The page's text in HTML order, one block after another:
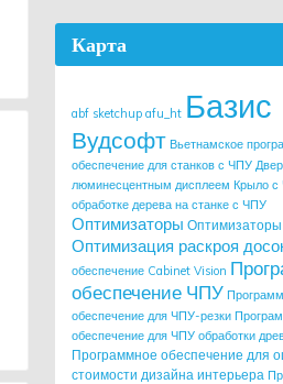
Карта
abf sketchup afu_ht Базис
Вудсофт Вьетнамское
обеспечение для станков с ЧПУ
люминесцентным дисплеем Крыло
обработке дерева на станке с ЧПУ
Оптимизаторы
Оптимизация раскроя
обеспечение Cabinet Vision
обеспечение ЧПУ
обеспечение для ЧПУ-резки
обеспечение для ЧПУ обработки
Программное обеспечение для
стоимости дизайна интерьера